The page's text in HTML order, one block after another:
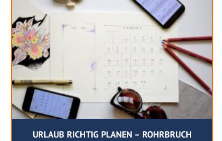
URLAUB RICHTIG PLANEN – ROHRBRUCH